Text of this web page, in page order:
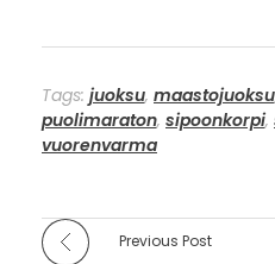
Tags: juoksu, maastojuoksu
puolimaraton, sipoonkorpi,
vuorenvarma
Previous Post